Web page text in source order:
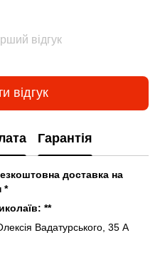
відгук
відгук
Гарантія
доставка на
*
**
Вадатурського, 35 А